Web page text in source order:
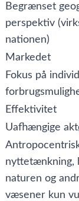
Begrænset
perspektiv
nationen)
Markedet
Fokus på
Effektivitet
Uafhængige
nyttetænkning,
naturen og
væsener kun